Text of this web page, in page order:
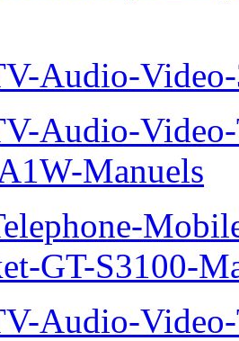
Audio-
Audio-
Manuels
GT-S3100-
Audio-